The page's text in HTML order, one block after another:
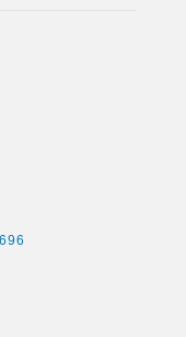
SICAR en